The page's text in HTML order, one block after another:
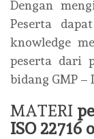
Dengan
Peserta
knowledge
peserta dari
bidang GMP –
MATERI
ISO 22716